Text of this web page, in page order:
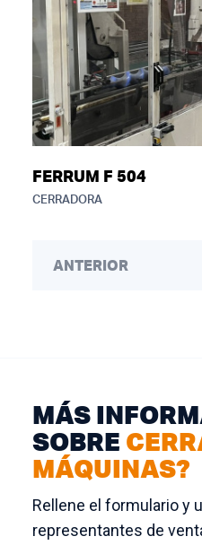
FERRUM F 504
CERRADORA
ANTERIOR
MÁS
SOBRE
MÁQUINAS?
Rellene el formulario y
representantes de